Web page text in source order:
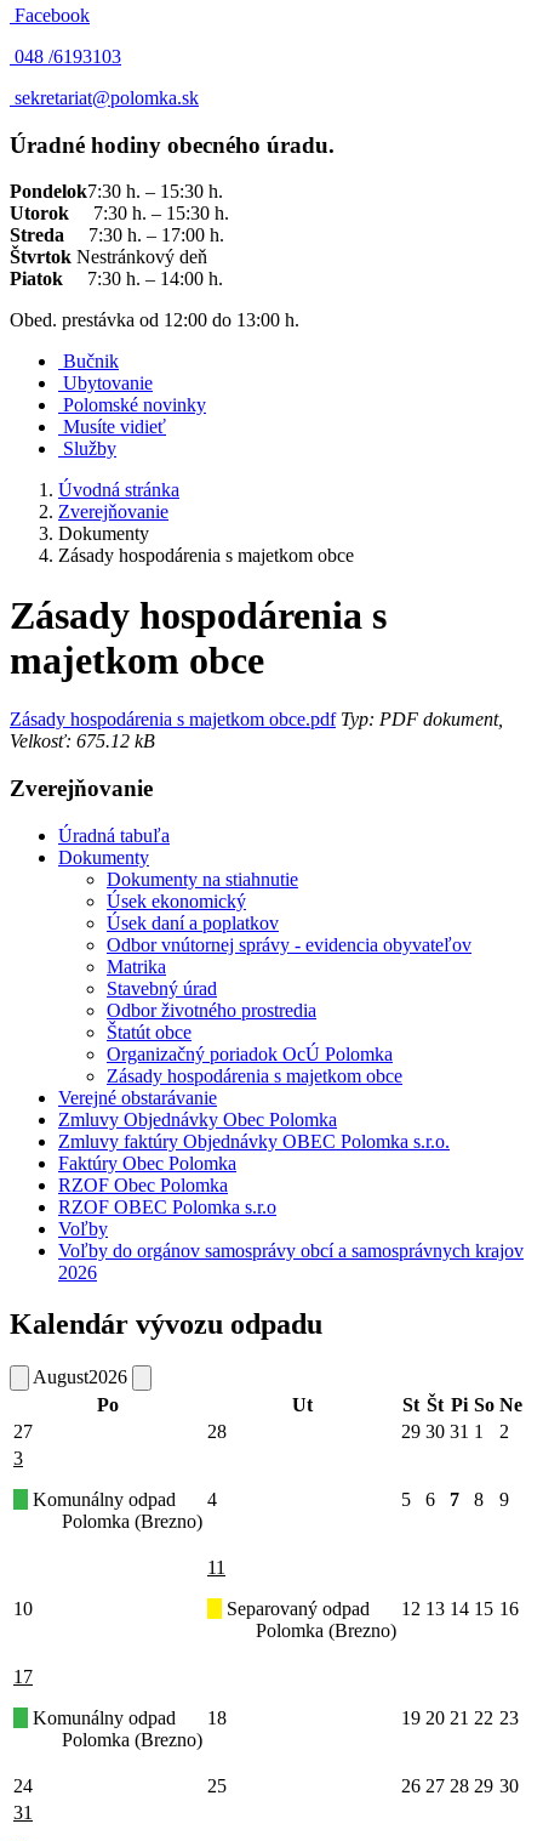
Facebook
048 /6193103
sekretariat@polomka.sk
Úradné hodiny obecného úradu.
Pondelok7:30 h. – 15:30 h.
Utorok 7:30 h. – 15:30 h.
Streda 7:30 h. – 17:00 h.
Štvrtok Nestránkový deň
Piatok
7:30 h. – 14:00 h.
Obed. prestávka od 12:00 do 13:00 h.
Bučnik
Ubytovanie
Polomské novinky
Musíte vidieť
Služby
Úvodná stránka
Zverejňovanie
Dokumenty
Zásady hospodárenia s majetkom obce
Zásady hospodárenia s
majetkom obce
Zásady hospodárenia s majetkom obce.pdfTyp: PDF dokument,
Velkosť: 675.12 kB
Zverejňovanie
Úradná tabuľa
Dokumenty
Dokumenty na stiahnutie
Úsek ekonomický
Úsek daní a poplatkov
Odbor vnútornej správy - evidencia obyvateľov
Matrika
Stavebný úrad
Odbor životného prostredia
Štatút obce
Organizačný poriadok OcÚ Polomka
Zásady hospodárenia s majetkom obce
Verejné obstarávanie
Zmluvy Objednávky Obec Polomka
Zmluvy faktúry Objednávky OBEC Polomka s.r.o.
Faktúry Obec Polomka
RZOF Obec Polomka
RZOF OBEC Polomka s.r.o
Voľby
Voľby do orgánov samosprávy obcí a samosprávnych krajov
2026
Kalendár vývozu odpadu
August2026
Po
Ut St Št Pi So Ne
27
28 29 30 31 1
2
3
Komunálny odpad
Polomka (Brezno)
4 5 6 7 8 9
10
11
Separovaný odpad
Polomka (Brezno)
12 13 14 15 16
17
Komunálny odpad
Polomka (Brezno)
18 19 20 21 22 23
24 25 26 27 28 29 30
31